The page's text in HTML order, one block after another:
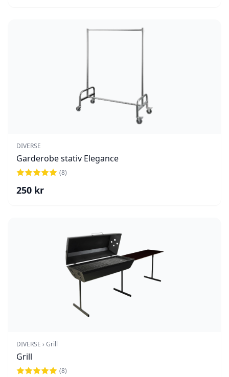
DIVERSE
Garderobe stativ Elegance
(8)
250 kr
DIVERSE › Grill
Grill
(8)